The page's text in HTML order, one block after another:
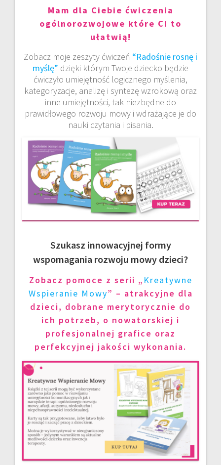
Mam dla Ciebie ćwiczenia
ogólnorozwojowe które Ci to
ułatwią!
Zobacz moje zeszyty ćwiczeń “Radośnie rosnę i
myślę” dzięki którym Twoje dziecko będzie
ćwiczyło umiejętność logicznego myślenia,
kategoryzacje, analizę i syntezę wzrokową oraz
inne umiejętności, tak niezbędne do
prawidłowego rozwoju mowy i wdrażające je do
nauki czytania i pisania.
Szukasz innowacyjnej formy
wspomagania rozwoju mowy dzieci?
Zobacz pomoce z serii „ Kreatywne
Wspieranie Mowy” – atrakcyjne dla
dzieci, dobrane merytorycznie do
ich potrzeb, o nowatorskiej i
profesjonalnej grafice oraz
perfekcyjnej jakości wykonania.